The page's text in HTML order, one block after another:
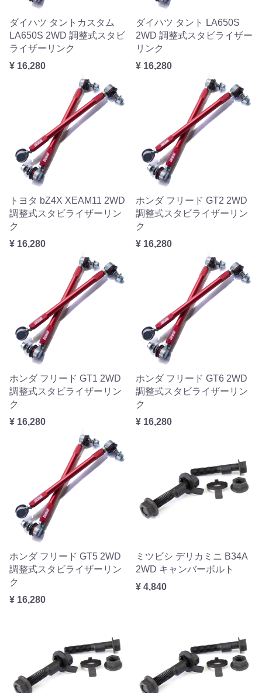
ダイハツ タントカスタム
LA650S 2WD 調整式スタビ
ライザーリンク
¥ 16,280
ダイハツ タント LA650S
2WD 調整式スタビライザー
リンク
¥ 16,280
トヨタ bZ4X XEAM11 2WD
調整式スタビライザーリン
ク
¥ 16,280
ホンダ フリード GT2 2WD
調整式スタビライザーリン
ク
¥ 16,280
ホンダ フリード GT1 2WD
調整式スタビライザーリン
ク
¥ 16,280
ホンダ フリード GT6 2WD
調整式スタビライザーリン
ク
¥ 16,280
ホンダ フリード GT5 2WD
調整式スタビライザーリン
ク
¥ 16,280
ミツビシ デリカミニ B34A
2WD キャンバーボルト
¥ 4,840